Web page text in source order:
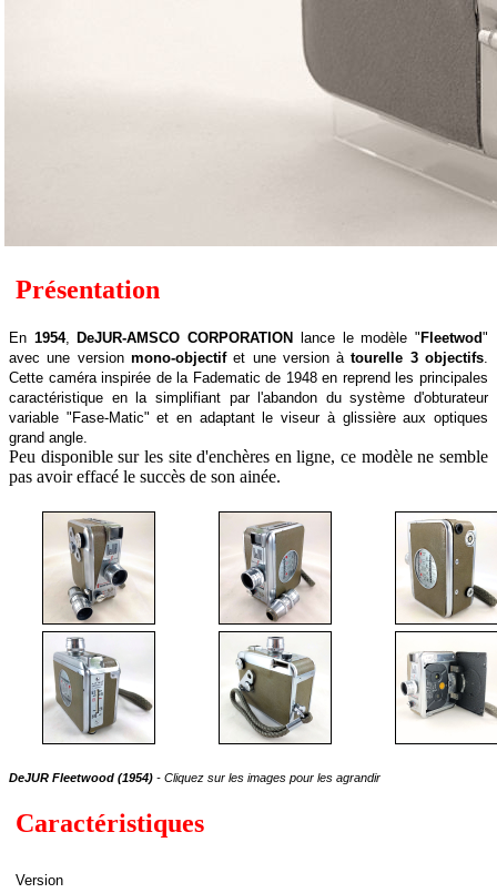
Présentation
En 1954,DeJUR-AMSCO CORPORATION lance le modèle "Fleetwod"
avec une version mono-objectifet une version àtourelle 3 objectifs
Cette caméra inspirée de la Fadematic de 1948 en reprend les principales
caractéristique en la simplifiant par l'abandon du système d'obturateur
variable "Fase-Matic" et en adaptant le viseur à glissière aux optiques
grand angle.
Peu disponible sur les site d'enchères en ligne, ce modèle ne semble
pas avoir effacé le succès de son ainée.
DeJUR Fleetwood (1954) - Cliquez sur les images pour les agrandir
Caractéristiques
Version